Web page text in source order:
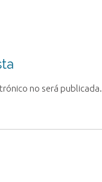
no será publicada.